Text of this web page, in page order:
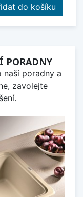
do košíku
PORADNY
naší poradny a
zavolejte